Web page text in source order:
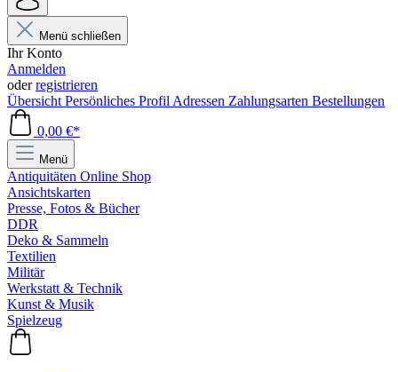
Menü schließen
Ihr Konto
Anmelden
oderregistrieren
Übersicht Persönliches Profil Adressen Zahlungsarten Bestellungen
0,00 €*
Menü
Antiquitäten Online Shop
Ansichtskarten
Presse, Fotos & Bücher
DDR
Deko & Sammeln
Textilien
Militär
Werkstatt & Technik
Kunst & Musik
Spielzeug